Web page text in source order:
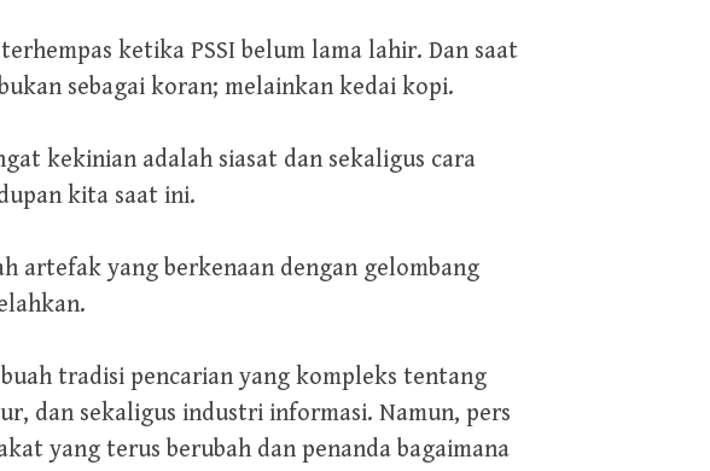
ketika PSSI belum lama lahir. Dan saat
sebagai koran; melainkan kedai kopi.
kekinian adalah siasat dan sekaligus cara
kita saat ini.
artefak yang berkenaan dengan gelombang
tradisi pencarian yang kompleks tentang
dan sekaligus industri informasi. Namun, pers
yang terus berubah dan penanda bagaimana